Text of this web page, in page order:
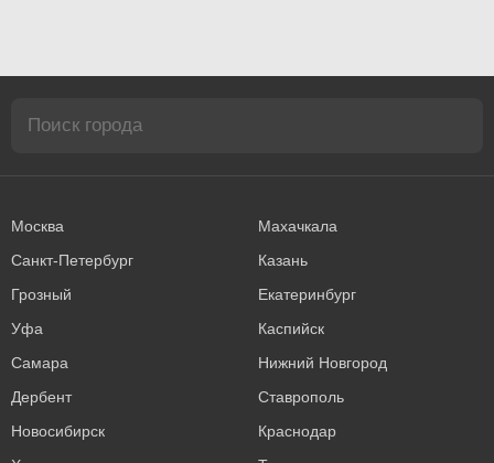
Москва
Махачкала
Санкт-Петербург
Казань
Грозный
Екатеринбург
Уфа
Каспийск
Самара
Нижний Новгород
Дербент
Ставрополь
Новосибирск
Краснодар